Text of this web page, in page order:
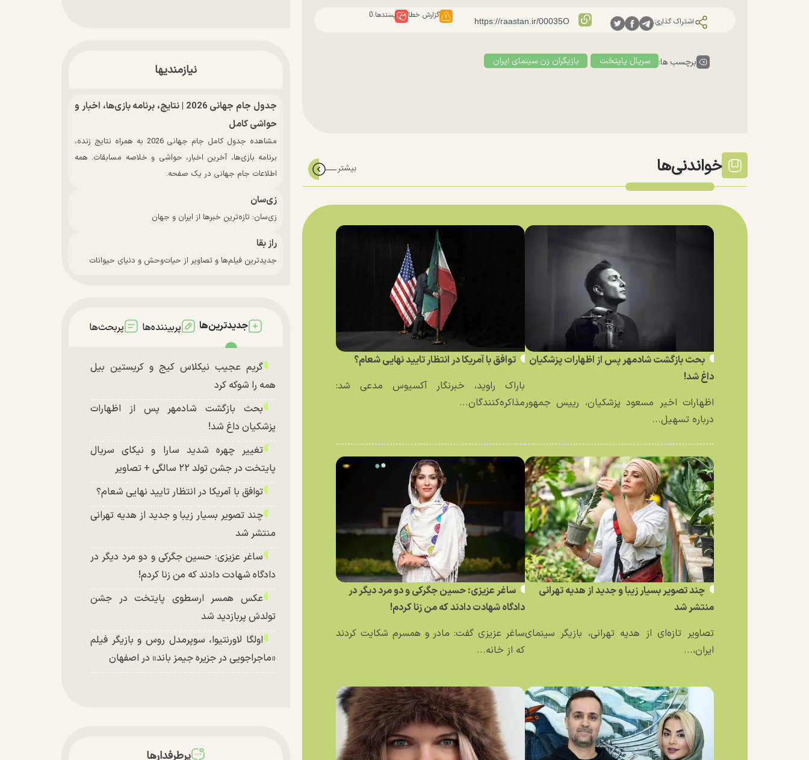
اشتراک گذاری:
گزارش خطا پسندها:0
برچسب ها: سریال پایتخت بازیگران زن سینمای ایران
خواندنی‌ها
بحث بازگشت شادمهر پس از اظهارات پزشکیان
داغ شد!
اظهارات اخیر مسعود پزشکیان، رییس جمهور
درباره تسهیل...
توافق با آمریکا در انتظار تایید نهایی شعام؟
باراک راوید، خبرنگار آکسیوس مدعی شد:
مذاکره‌کنندگان...
چند تصویر بسیار زیبا و جدید از هدیه تهرانی
منتشر شد
تصاویر تازه‌ای از هدیه تهرانی، بازیگر سینمای
ایران،...
ساغر عزیزی: حسین جگرکی و دو مرد دیگر در
دادگاه شهادت دادند که من زنا کردم!
ساغر عزیزی گفت: مادر و همسرم شکایت کردند
که از خانه...
نیازمندیها
جدول جام جهانی 2026 | نتایج، برنامه بازی‌ها، اخبار و
حواشی کامل
مشاهده جدول کامل جام جهانی 2026 به همراه نتایج زنده،
برنامه بازی‌ها، آخرین اخبار، حواشی و خلاصه مسابقات. همه
اطلاعات جام جهانی در یک صفحه.
زی‌سان
زی‌سان: تازه‌ترین خبرها از ایران و جهان
راز بقا
جدیدترین فیلم‌ها و تصاویر از حیات‌وحش و دنیای حیوانات
جدیدترین‌ها پربیننده‌ها پربحث‌ها
گریم عجیب نیکلاس کیج و کریستین بیل
همه را شوکه کرد
بحث بازگشت شادمهر پس از اظهارات
پزشکیان داغ شد!
تغییر چهره شدید سارا و نیکای سریال
پایتخت در جشن تولد ۲۲ سالگی + تصاویر
توافق با آمریکا در انتظار تایید نهایی شعام؟
چند تصویر بسیار زیبا و جدید از هدیه تهرانی
منتشر شد
ساغر عزیزی: حسین جگرکی و دو مرد دیگر در
دادگاه شهادت دادند که من زنا کردم!
عکس همسر ارسطوی پایتخت در جشن
تولدش پربازدید شد
اولگا لاورنتیوا، سوپرمدل روس و بازیگر فیلم
«ماجراجویی در جزیره جیمز باند» در اصفهان
پرطرفدارها